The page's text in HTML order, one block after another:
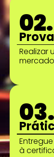
02.
Realizar
03.
à